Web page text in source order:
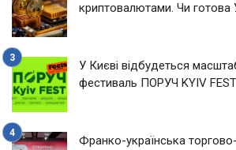
криптовалютами. Чи готова
У Києві відбудеться
фестиваль ПОРУЧ KYIV FEST
Франко-українська